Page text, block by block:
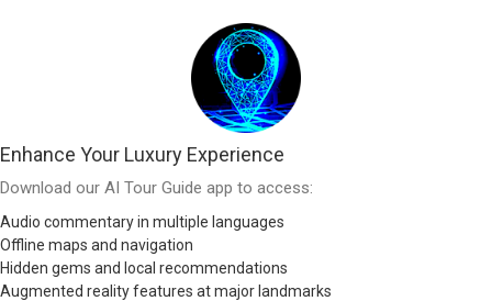
Enhance Your Luxury Experience
Download our AI Tour Guide app to access:
Audio commentary in multiple languages
Offline maps and navigation
Hidden gems and local recommendations
Augmented reality features at major landmarks